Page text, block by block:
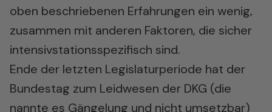
oben beschriebenen Erfahrungen ein wenig,
zusammen mit anderen Faktoren, die sicher
intensivstationsspezifisch sind.
Ende der letzten Legislaturperiode hat der
Bundestag zum Leidwesen der DKG (die
nannte es Gängelung und nicht umsetzbar)